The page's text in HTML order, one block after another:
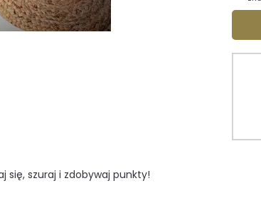
się, szuraj i zdobywaj punkty!